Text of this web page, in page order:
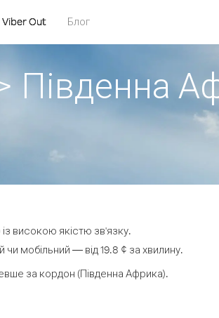
Viber Out Блог
Південна
високою якістю зв'язку.
мобільний — від 19.8 ¢ за хвилину.
за кордон (Південна Африка).